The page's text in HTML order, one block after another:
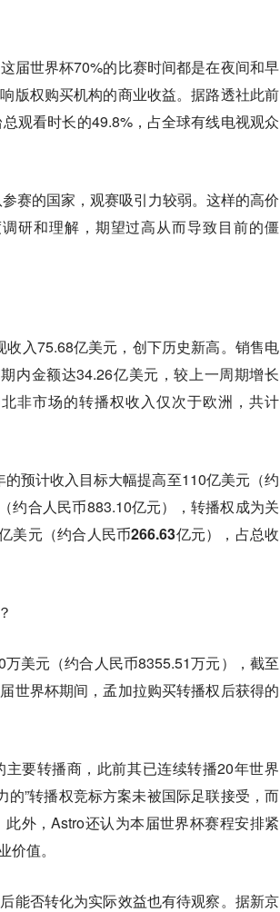
届世界杯70%的比赛时间都是在夜间和早
版权购买机构的商业收益。据路透社此前
观看时长的49.8%，占全球有线电视观众
赛的国家，观赛吸引力较弱。这样的高价
研和理解，期望过高从而导致目前的僵
入75.68亿美元，创下历史新高。销售电
内金额达34.26亿美元，较上一周期增长
非市场的转播权收入仅次于欧洲，共计
预计收入目标大幅提高至110亿美元（约
约合人民币883.10亿元），转播权成为关
美元（约合人民币266.63亿元），占总收
美元（约合人民币8355.51万元），截至
世界杯期间，孟加拉购买转播权后获得的
要转播商，此前其已连续转播20年世界
”转播权竞标方案未被国际足联接受，而
外，Astro还认为本届世界杯赛程安排紧
值。
能否转化为实际效益也有待观察。据新京